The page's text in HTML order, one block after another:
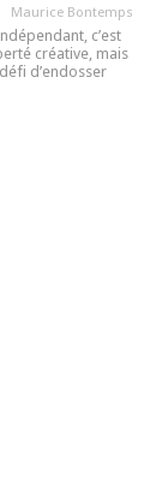
Maurice Bontemps
c’est
créative, mais
d’endosser